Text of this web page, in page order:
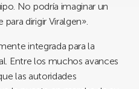
No podría imaginar un
dirigir Viralgen».
integrada para la
Entre los muchos avances
las autoridades